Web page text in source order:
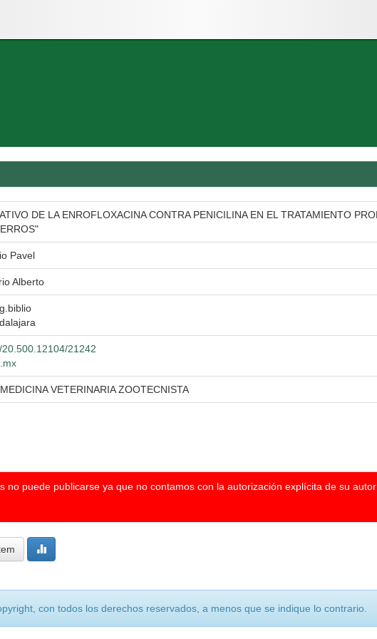
DE LA ENROFLOXACINA CONTRA PENICILINA EN EL TRATAMIENTO
Pavel
Alberto
21242
VETERINARIA ZOOTECNISTA
no puede publicarse ya que no contamos con la autorización explícita de su
con todos los derechos reservados, a menos que se indique lo contrario.